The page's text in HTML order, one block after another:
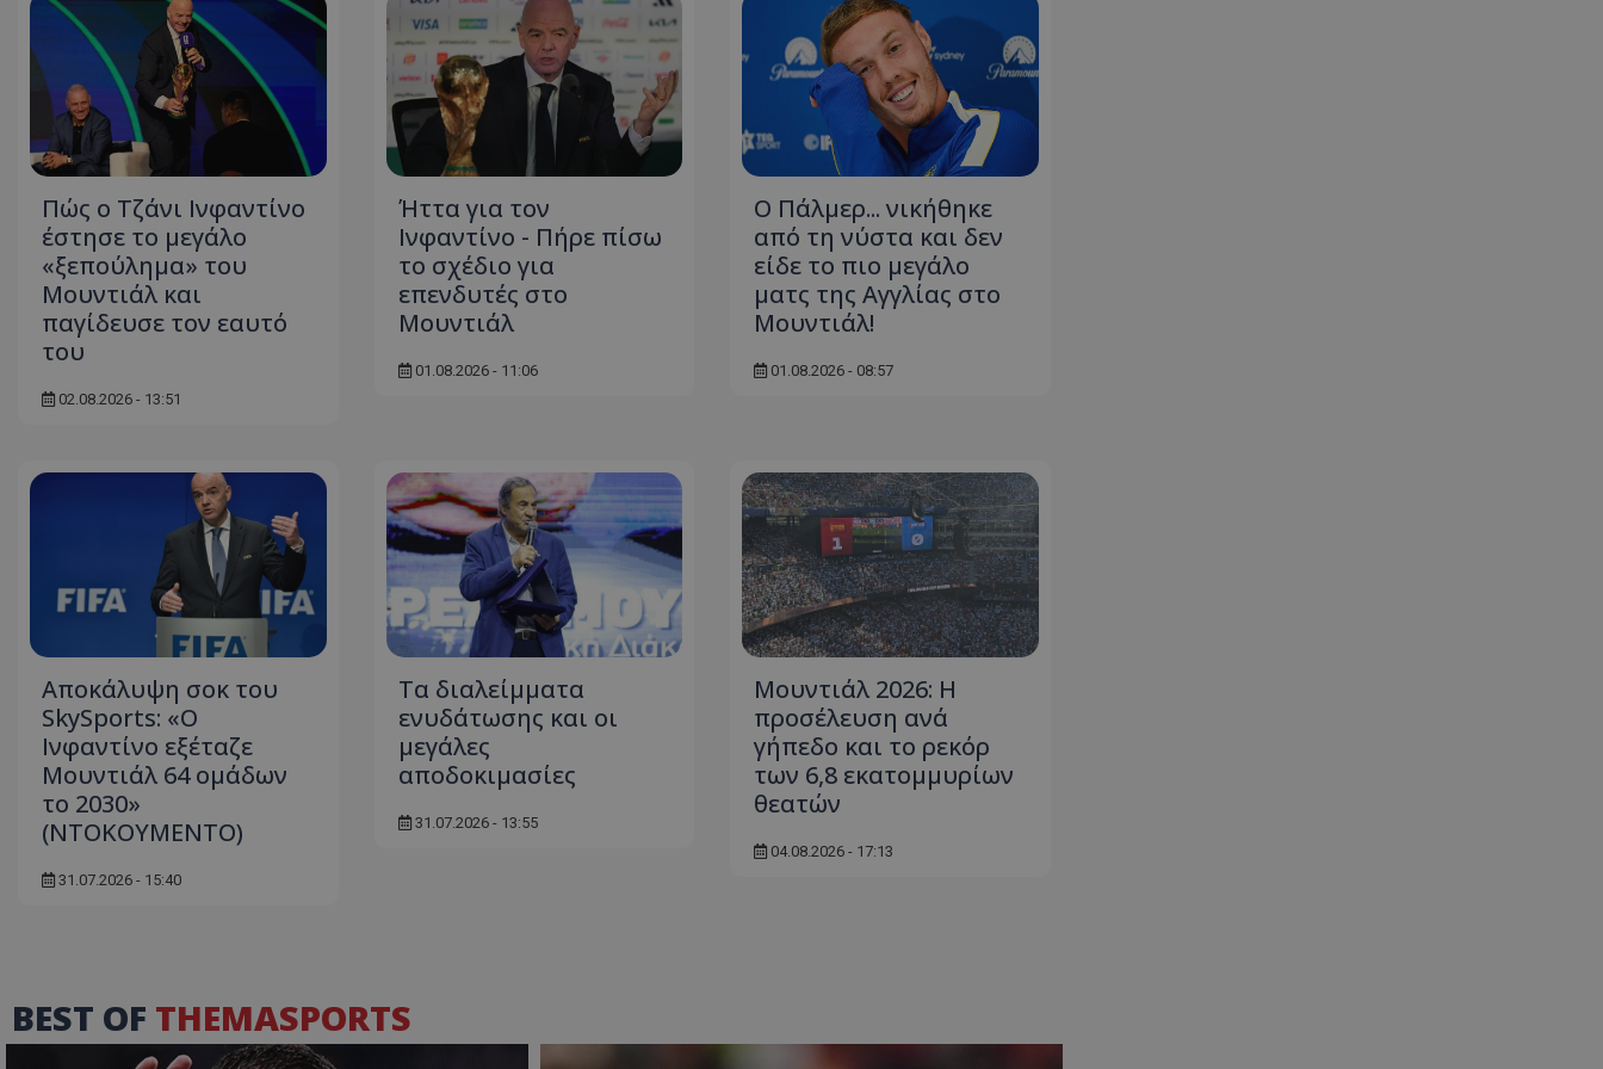
Πώς ο Τζάνι Ινφαντίνο
έστησε το μεγάλο
«ξεπούλημα» του
Μουντιάλ και
παγίδευσε τον εαυτό
του
02.08.2026 - 13:51
Ήττα για τον
Ινφαντίνο - Πήρε πίσω
το σχέδιο για
επενδυτές στο
Μουντιάλ
01.08.2026 - 11:06
Ο Πάλμερ... νικήθηκε
από τη νύστα και δεν
είδε το πιο μεγάλο
ματς της Αγγλίας στο
Μουντιάλ!
01.08.2026 - 08:57
Αποκάλυψη σοκ του
SkySports: «O
Ινφαντίνο εξέταζε
Μουντιάλ 64 ομάδων
το 2030»
(ΝΤΟΚΟΥΜΕΝΤΟ)
31.07.2026 - 15:40
Τα διαλείμματα
ενυδάτωσης και οι
μεγάλες
αποδοκιμασίες
31.07.2026 - 13:55
Μουντιάλ 2026: Η
προσέλευση ανά
γήπεδο και το ρεκόρ
των 6,8 εκατομμυρίων
θεατών
04.08.2026 - 17:13
BEST OF THEMASPORTS